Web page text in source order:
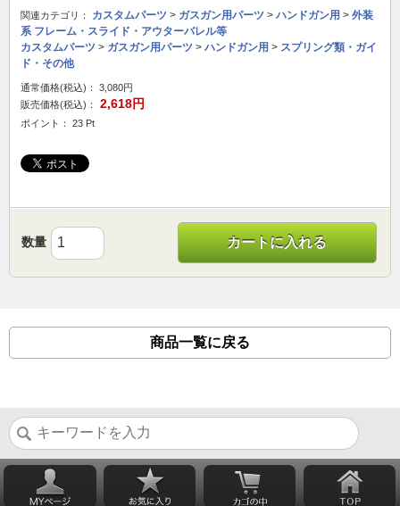
関連カテゴリ： カスタムパーツ > ガスガン用パーツ > ハンドガン用 > 外装
系 フレーム・スライド・アウターバレル等
カスタムパーツ > ガスガン用パーツ > ハンドガン用 > スプリング類・ガイ
ド・その他
通常価格(税込)：
3,080円
販売価格(税込)：
2,618円
ポイント： 23 Pt
数量 カートに入れる
商品一覧に戻る